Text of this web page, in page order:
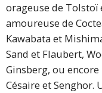
orageuse de
amoureuse de
Kawabata et
Sand et Flaubert,
Ginsberg, ou
Césaire et Senghor.